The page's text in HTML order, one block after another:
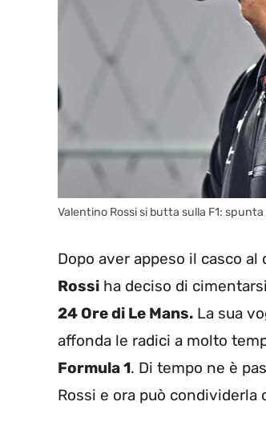
Valentino Rossi si butta sulla F1:
Dopo aver appeso il casco
Rossi ha deciso di
24 Ore di Le Mans. La sua
affonda le radici a molto
Formula 1. Di tempo ne è
Rossi e ora può